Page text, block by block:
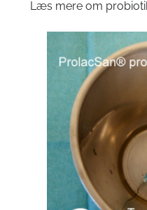
Læs mere om